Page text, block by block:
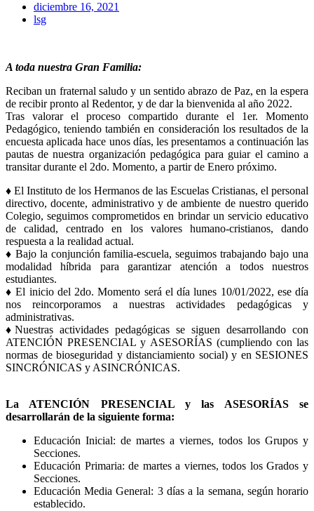
diciembre 16, 2021
lsg
A toda nuestra Gran Familia:
Reciban un fraternal saludo y un sentido abrazo de Paz, en la espera
de recibir pronto al Redentor, y de dar la bienvenida al año 2022.
Tras valorar el proceso compartido durante el 1er. Momento
Pedagógico, teniendo también en consideración los resultados de la
encuesta aplicada hace unos días, les presentamos a continuación las
pautas de nuestra organización pedagógica para guiar el camino a
transitar durante el 2do. Momento, a partir de Enero próximo.
♦ El Instituto de los Hermanos de las Escuelas Cristianas, el personal
directivo, docente, administrativo y de ambiente de nuestro querido
Colegio, seguimos comprometidos en brindar un servicio educativo
de calidad, centrado en los valores humano-cristianos, dando
respuesta a la realidad actual.
♦ Bajo la conjunción familia-escuela, seguimos trabajando bajo una
modalidad híbrida para garantizar atención a todos nuestros
estudiantes.
♦ El inicio del 2do. Momento será el día lunes 10/01/2022, ese día
nos reincorporamos a nuestras actividades pedagógicas y
administrativas.
♦Nuestras actividades pedagógicas se siguen desarrollando con
ATENCIÓN PRESENCIAL y ASESORÍAS (cumpliendo con las
normas de bioseguridad y distanciamiento social) y en SESIONES
SINCRÓNICAS y ASINCRÓNICAS.
La ATENCIÓN PRESENCIAL y las ASESORÍAS se
desarrollarán de la siguiente forma:
Educación Inicial: de martes a viernes, todos los Grupos y
Secciones.
Educación Primaria: de martes a viernes, todos los Grados y
Secciones.
Educación Media General: 3 días a la semana, según horario
establecido.